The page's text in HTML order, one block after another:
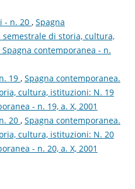
- n. 20 , Spagna
di storia, cultura,
contemporanea - n.
19 , Spagna contemporanea.
cultura, istituzioni: N. 19
- n. 19, a. X, 2001
20 , Spagna contemporanea.
cultura, istituzioni: N. 20
- n. 20, a. X, 2001